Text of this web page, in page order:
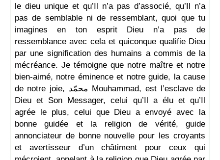
le dieu unique et qu’Il n’a pas d’associé, qu’Il n’a
pas de semblable ni de ressemblant, quoi que tu
imagines en ton esprit Dieu n’a pas de
ressemblance avec cela et quiconque qualifie Dieu
par une signification des humains a commis de la
mécréance. Je témoigne que notre maître et notre
bien-aimé, notre éminence et notre guide, la cause
de notre joie, محمّد Mouḥammad, est l’esclave de
Dieu et Son Messager, celui qu’Il a élu et qu’Il
agrée le plus, celui que Dieu a envoyé avec la
bonne guidée et la religion de vérité, guide
annonciateur de bonne nouvelle pour les croyants
et avertisseur d’un châtiment pour ceux qui